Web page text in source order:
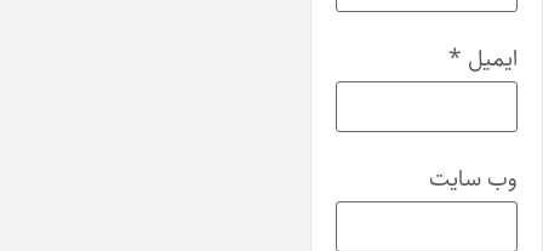
ایمیل *
وب‌ سایت